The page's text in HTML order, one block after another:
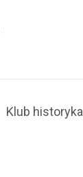
Klub historyka